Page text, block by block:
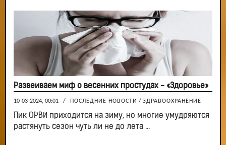
Развеиваем миф о весенних простудах - «Здоровье»
10-03-2024, 00:01 / ПОСЛЕДНИЕ НОВОСТИ / ЗДРАВООХРАНЕНИЕ
Пик ОРВИ приходится на зиму, но многие умудряются
растянуть сезон чуть ли не до лета ...